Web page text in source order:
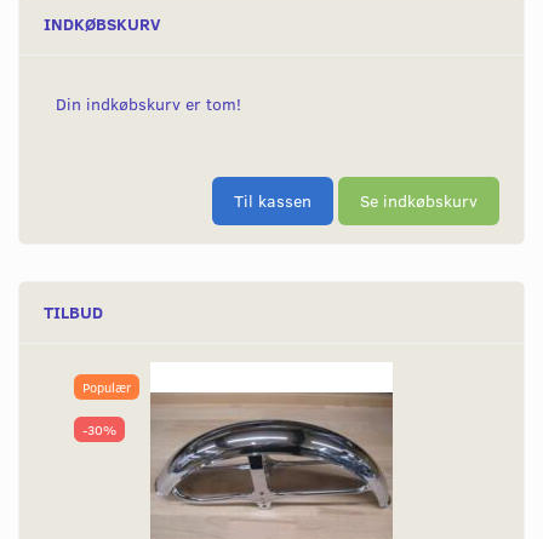
INDKØBSKURV
Din indkøbskurv er tom!
Til kassen Se indkøbskurv
TILBUD
Populær
-30%